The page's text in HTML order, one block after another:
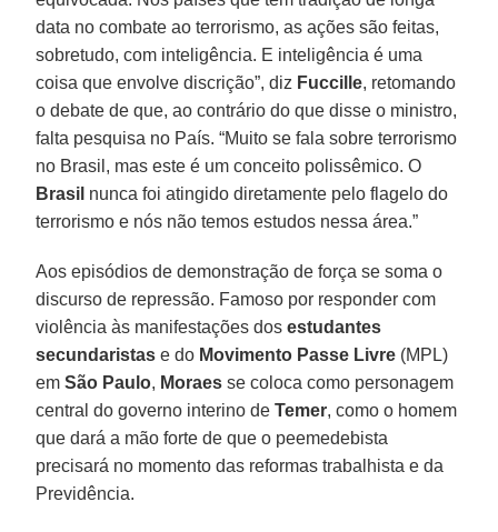
data no combate ao terrorismo, as ações são feitas,
sobretudo, com inteligência. E inteligência é uma
coisa que envolve discrição”, diz Fuccille, retomando
o debate de que, ao contrário do que disse o ministro,
falta pesquisa no País. “Muito se fala sobre terrorismo
no Brasil, mas este é um conceito polissêmico. O
Brasil nunca foi atingido diretamente pelo flagelo do
terrorismo e nós não temos estudos nessa área.”
Aos episódios de demonstração de força se soma o
discurso de repressão. Famoso por responder com
violência às manifestações dosestudantes
secundaristas e do Movimento Passe Livre (MPL)
em São Paulo, Moraes se coloca como personagem
central do governo interino deTemer, como o homem
que dará a mão forte de que o peemedebista
precisará no momento das reformas trabalhista e da
Previdência.